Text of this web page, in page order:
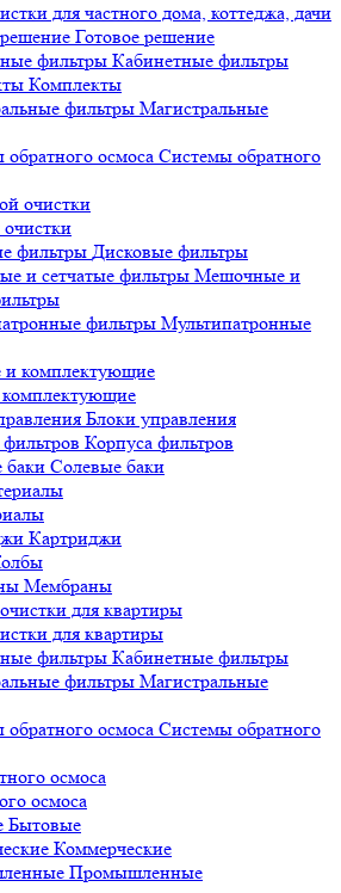
для частного дома, коттеджа, дачи
Готовое решение
Кабинетные фильтры
Комплекты
Магистральные
Системы обратного
Дисковые фильтры
Мешочные и
Мультипатронные
Блоки управления
Корпуса фильтров
Солевые баки
Картриджи
Мембраны
для квартиры
Кабинетные фильтры
Магистральные
Системы обратного
осмоса
Бытовые
Коммерческие
Промышленные